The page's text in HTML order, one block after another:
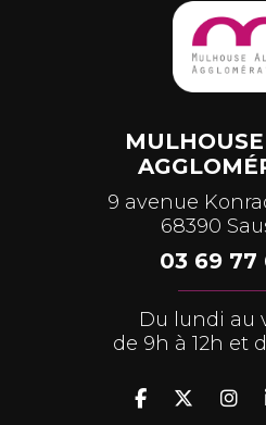
9 avenue
68390
03 69 77
Du lundi au
de 9h à 12h et